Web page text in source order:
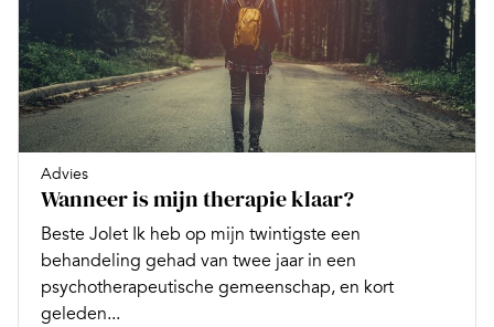
Advies
Wanneer is mijn therapie klaar?
Beste Jolet Ik heb op mijn twintigste een
behandeling gehad van twee jaar in een
psychotherapeutische gemeenschap, en kort
geleden...